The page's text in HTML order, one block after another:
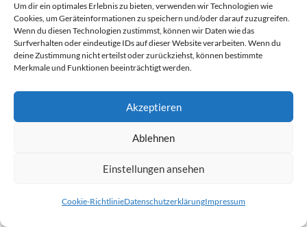
Um dir ein optimales Erlebnis zu bieten, verwenden wir Technologien wie
Cookies, um Geräteinformationen zu speichern und/oder darauf zuzugreifen.
Wenn du diesen Technologien zustimmst, können wir Daten wie das
Surfverhalten oder eindeutige IDs auf dieser Website verarbeiten. Wenn du
deine Zustimmung nicht erteilst oder zurückziehst, können bestimmte
Merkmale und Funktionen beeinträchtigt werden.
Akzeptieren
Ablehnen
Einstellungen ansehen
Cookie-RichtlinieDatenschutzerklärungImpressum
Bereiche wie Telekommunikation zu entdecken.
Was ist die Dividendenrendite und
warum ist sie wichtig?
Die Dividendenrendite zeigt, wie viel die jährliche
Dividende im Verhältnis zum Aktienkurs ist. Sie
hilft, das Ertragspotenzial zu sehen. Doch Vorsicht,
Welche Anlagestrategien sind für
Dividendenaktien geeignet?